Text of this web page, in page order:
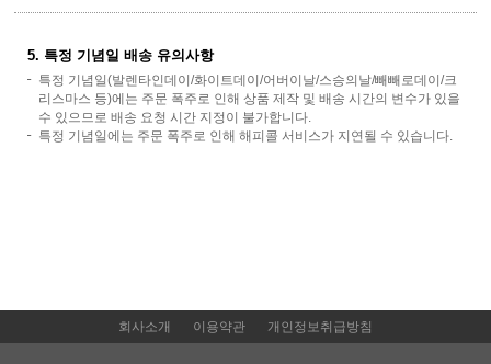
5. 특정 기념일 배송 유의사항
특정 기념일(발렌타인데이/화이트데이/어버이날/스승의날/빼빼로데이/크
리스마스 등)에는 주문 폭주로 인해 상품 제작 및 배송 시간의 변수가 있을
수 있으므로 배송 요청 시간 지정이 불가합니다.
특정 기념일에는 주문 폭주로 인해 해피콜 서비스가 지연될 수 있습니다.
회사소개 이용약관 개인정보취급방침